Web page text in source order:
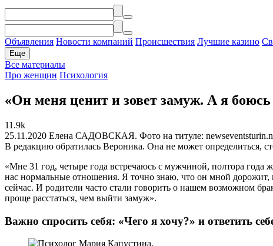
Объявления Новости компаний Происшествия Лучшие казино
Еще
Все материалы
Про женщин Психология
«Он меня ценит и зовет замуж. А я
11.9k
25.11.2020 Елена САДОВСКАЯ. Фото на титуле:
В редакцию обратилась Вероника. Она не может определиться,
«Мне 31 год, четыре года встречаюсь с мужчиной, полтора
нас нормальные отношения. Я точно знаю, что он мной дорожит,
сейчас. И родители часто стали говорить о нашем возможном
проще расстаться, чем выйти замуж».
Важно спросить себя: «Чего я хочу?» и ответить